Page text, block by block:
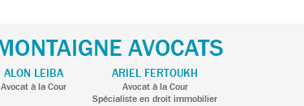
ALON LEIBA
Avocat à la Cour
ARIEL FERTOUKH
Avocat à la Cour
Spécialiste en droit immobilier